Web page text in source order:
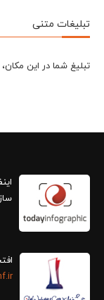
تبلیغات متنی
تبلیغ شما در این مکان، ماهانه 149